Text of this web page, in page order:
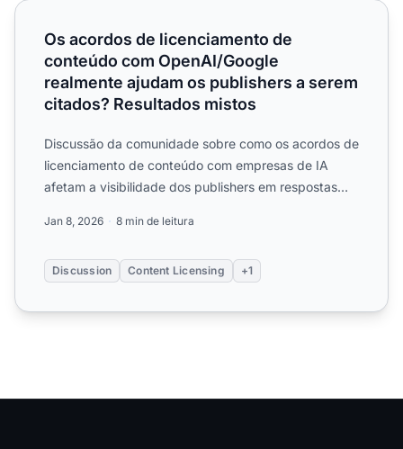
Os acordos de licenciamento de conteúdo com OpenAI/
Os acordos de licenciamento de
conteúdo com OpenAI/Google
realmente ajudam os publishers a serem
citados? Resultados mistos
Discussão da comunidade sobre como os acordos de
licenciamento de conteúdo com empresas de IA
afetam a visibilidade dos publishers em respostas
Jan 8, 2026 8 min de leitura
Discussion Content Licensing +1